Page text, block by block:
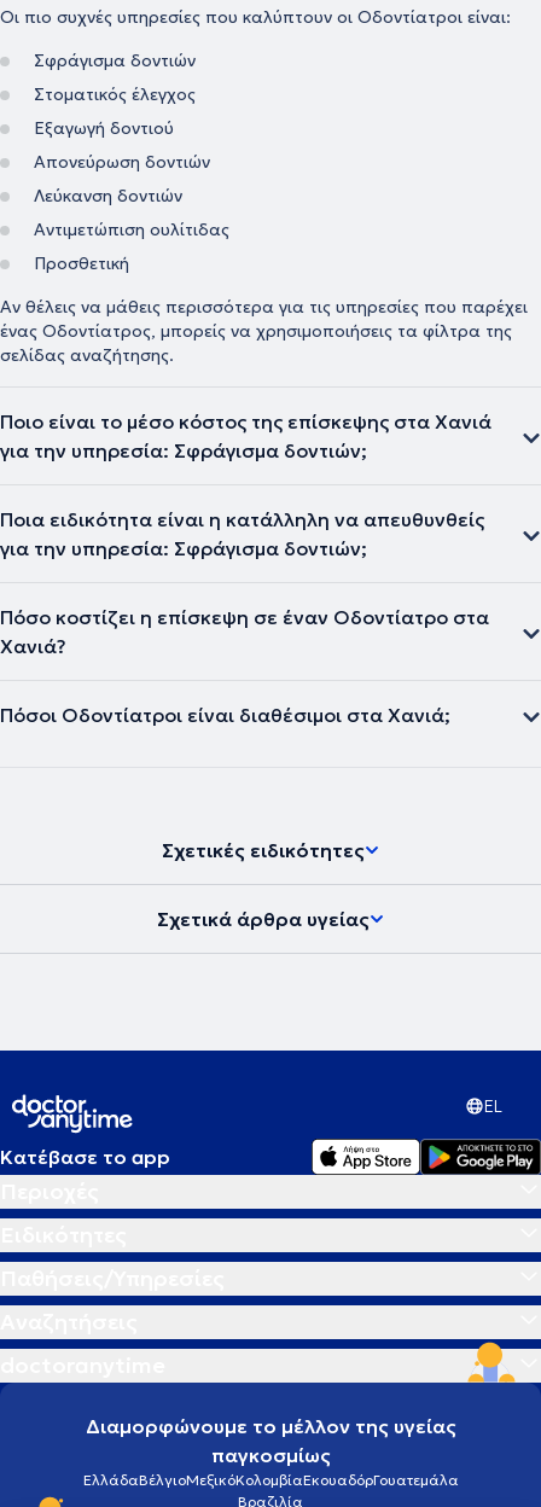
Οι πιο συχνές υπηρεσίες που καλύπτουν οι Οδοντίατροι είναι:
Σφράγισμα δοντιών
Στοματικός έλεγχος
Εξαγωγή δοντιού
Απονεύρωση δοντιών
Λεύκανση δοντιών
Αντιμετώπιση ουλίτιδας
Προσθετική
Αν θέλεις να μάθεις περισσότερα για τις υπηρεσίες που παρέχει
ένας Οδοντίατρος, μπορείς να χρησιμοποιήσεις τα φίλτρα της
σελίδας αναζήτησης.
Ποιο είναι το μέσο κόστος της επίσκεψης στα Χανιά
για την υπηρεσία: Σφράγισμα δοντιών;
Ποια ειδικότητα είναι η κατάλληλη να απευθυνθείς
για την υπηρεσία: Σφράγισμα δοντιών;
Πόσο κοστίζει η επίσκεψη σε έναν Οδοντίατρο στα
Χανιά?
Πόσοι Οδοντίατροι είναι διαθέσιμοι στα Χανιά;
Σχετικές ειδικότητες
Σχετικά άρθρα υγείας
EL
Κατέβασε το app
Διαμορφώνουμε το μέλλον της υγείας
παγκοσμίως
ΕλλάδαΒέλγιοΜεξικόΚολομβίαΕκουαδόρΓουατεμάλα
Βραζιλία